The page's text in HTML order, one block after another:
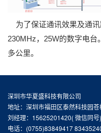
为了保证通讯效果及通
230MHz，25W的数字电
多公里。
深圳市华夏盛科技有限公司
地址：深圳市福田区泰然科技园
刘经理：15625201420( 微信同号)
电话：(0755)83849417